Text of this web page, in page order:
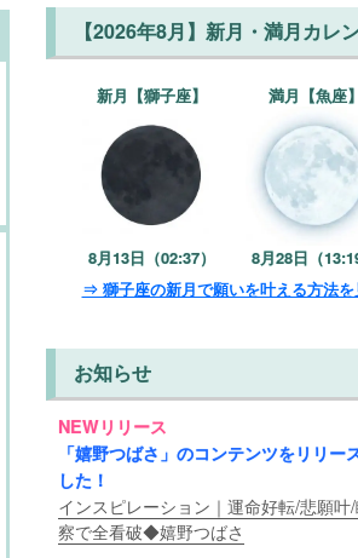
【2026年8月】新月・満月カレ
新月【獅子座】
8月13日（02:37）
満月【魚座】
8月28日（
⇒ 獅子座の新月で願いを叶える方法を
お知らせ
NEWリリース
「嬉野つばさ」のコンテンツをリリー
した！
インスピレーション｜運命好転/悲願叶
察で全看破◆嬉野つばさ